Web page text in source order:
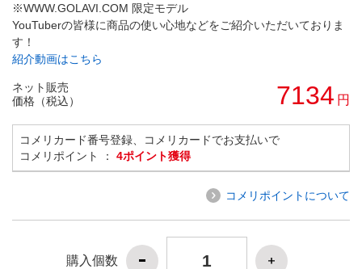
※WWW.GOLAVI.COM 限定モデル
YouTuberの皆様に商品の使い心地などをご紹介いただいておりま
す！
紹介動画はこちら
ネット販売
価格（税込）
7134 円
コメリカード番号登録、コメリカードでお支払いで
コメリポイント ： 4ポイント獲得
コメリポイントについて
購入個数